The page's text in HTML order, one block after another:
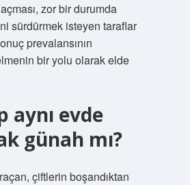
zor bir durumda
sürdürmek isteyen taraflar
prevalansının
bir yolu olarak elde
aynı evde
günah mı?
çiftlerin boşandıktan